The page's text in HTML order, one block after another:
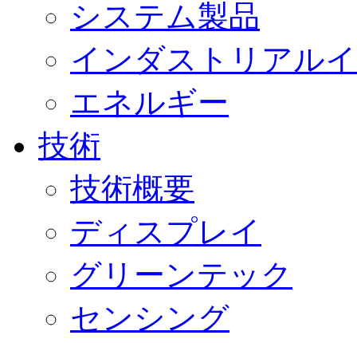
システム製品
インダストリアル
エネルギー
技術
技術概要
ディスプレイ
グリーンテック
センシング